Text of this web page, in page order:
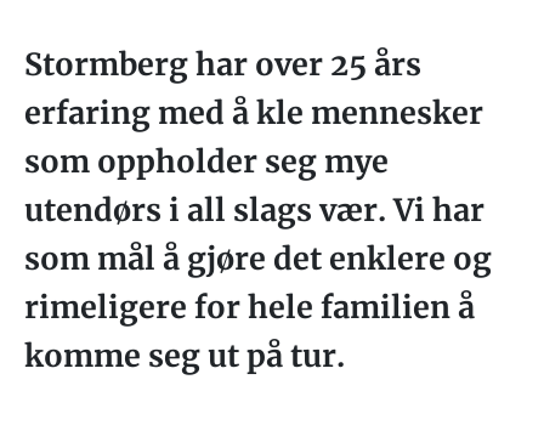
Stormberg har over 25 års
erfaring med å kle mennesker
som oppholder seg mye
utendørs i all slags vær. Vi har
som mål å gjøre det enklere og
rimeligere for hele familien å
komme seg ut på tur.